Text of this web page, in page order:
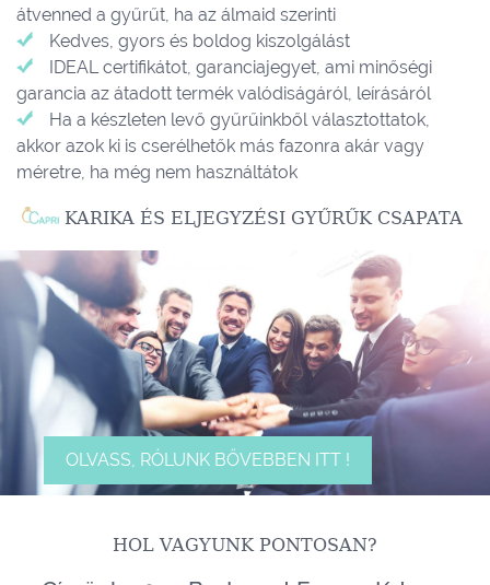
átvenned a gyűrűt, ha az álmaid szerinti
Kedves, gyors és boldog kiszolgálást
IDEAL certifikátot, garanciajegyet, ami minőségi
garancia az átadott termék valódiságáról, leírásáról
Ha a készleten levő gyűrűinkből választottatok,
akkor azok ki is cserélhetők más fazonra akár vagy
méretre, ha még nem használtátok
KARIKA ÉS ELJEGYZÉSI GYŰRŰK CSAPATA
OLVASS, RÓLUNK BŐVEBBEN ITT !
HOL VAGYUNK PONTOSAN?